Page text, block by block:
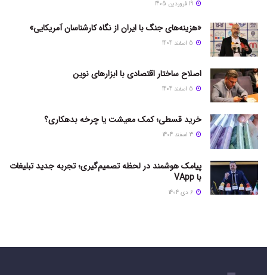
«هزینه‌های جنگ با ایران از نگاه کارشناسان آمریکایی»
اصلاح ساختار اقتصادی با ابزارهای نوین
خرید قسطی؛ کمک معیشت یا چرخه بدهکاری؟
پیامک هوشمند در لحظه تصمیم‌گیری؛ تجربه جدید تبلیغات
با VApp